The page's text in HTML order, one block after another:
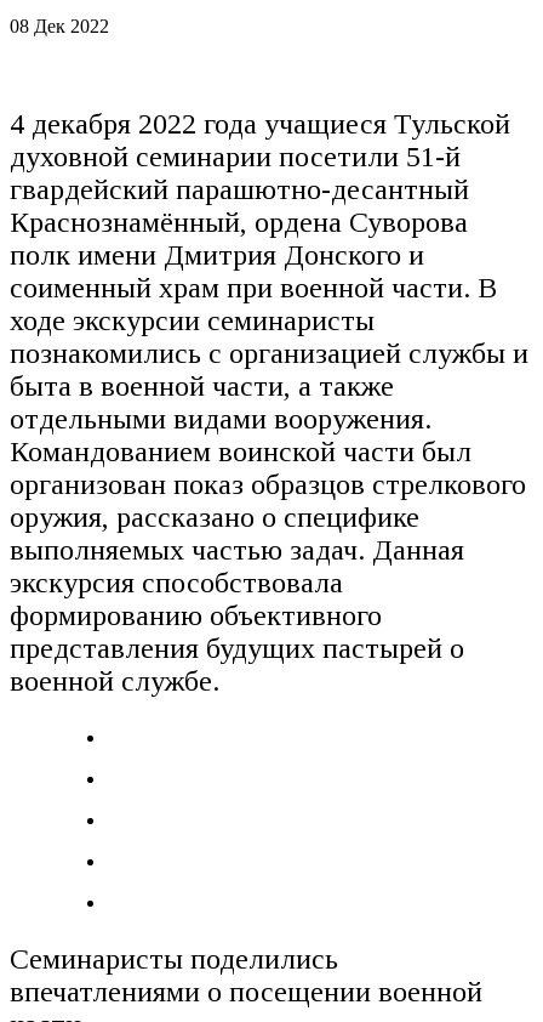
08 Дек 2022
4 декабря 2022 года учащиеся Тульской
духовной семинарии посетили 51-й
гвардейский парашютно-десантный
Краснознамённый, ордена Суворова
полк имени Дмитрия Донского и
соименный храм при военной части. В
ходе экскурсии семинаристы
познакомились с организацией службы и
быта в военной части, а также
отдельными видами вооружения.
Командованием воинской части был
организован показ образцов стрелкового
оружия, рассказано о специфике
выполняемых частью задач. Данная
экскурсия способствовала
формированию объективного
представления будущих пастырей о
военной службе.
Семинаристы поделились
впечатлениями о посещении военной